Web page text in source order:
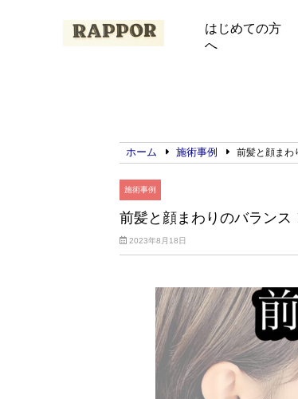
はじめての方
へ
ホーム 施術事例 前髪と顔まわ
施術事例
前髪と顔まわりのバランス
2023年8月18日